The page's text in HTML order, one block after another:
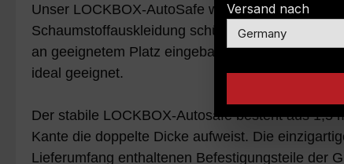
Unser LOCKBOX-AutoSafe wurde speziell
Schaumstoffauskleidung schützt den Inhalt vor
an geeignetem Platz eingebaut werden. Unsere
ideal geeignet.
Der stabile LOCKBOX-Autosafe besteht aus 1,5
Kante die doppelte Dicke aufweist. Die
Lieferumfang enthaltenen Befestigungsteile der
Versand nach